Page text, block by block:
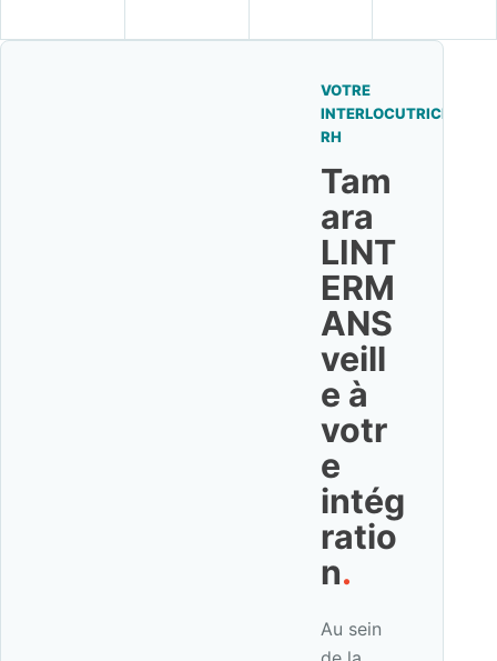
VOTRE
INTERLOCUTRICE
RH
Tam
ara
LINT
ERM
ANS
veill
e à
votr
e
intég
ratio
n.
Au sein